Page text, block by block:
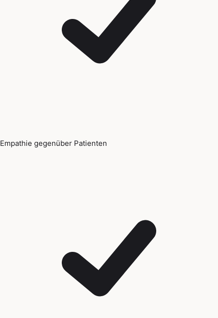
Empathie gegenüber Patienten